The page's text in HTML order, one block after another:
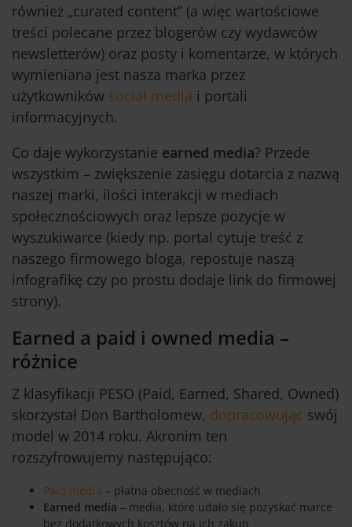
również „curated content” (a więc wartościowe
treści polecane przez blogerów czy wydawców
newsletterów) oraz posty i komentarze, w których
wymieniana jest nasza marka przez
użytkowników social media i portali
informacyjnych.
Co daje wykorzystanie earned media? Przede
wszystkim – zwiększenie zasięgu dotarcia z nazwą
naszej marki, ilości interakcji w mediach
społecznościowych oraz lepsze pozycje w
wyszukiwarce (kiedy np. portal cytuje treść z
naszego firmowego bloga, repostuje naszą
infografikę czy po prostu dodaje link do firmowej
strony).
Earned a paid i owned media –
różnice
Z klasyfikacji PESO (Paid, Earned, Shared, Owned)
skorzystał Don Bartholomew, dopracowując swój
model w 2014 roku. Akronim ten
rozszyfrowujemy następująco:
Paid media – płatna obecność w mediach
Earned media – media, które udało się pozyskać marce
bez dodatkowych kosztów na ich zakup